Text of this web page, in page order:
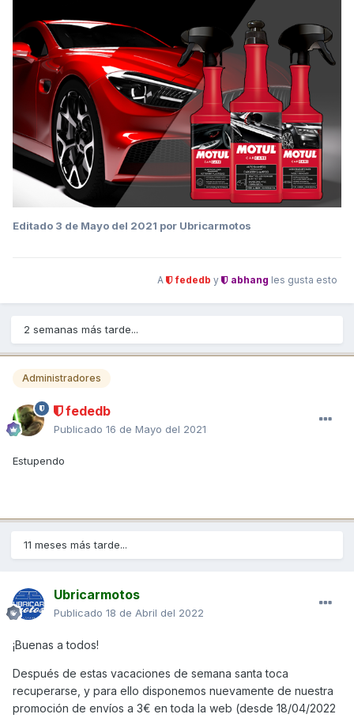
Editado 3 de Mayo del 2021 por Ubricarmotos
A fededb y abhang les gusta esto
2 semanas más tarde...
Administradores
fededb
Publicado 16 de Mayo del 2021
Estupendo
11 meses más tarde...
Ubricarmotos
Publicado 18 de Abril del 2022
¡Buenas a todos!
Después de estas vacaciones de semana santa toca
recuperarse, y para ello disponemos nuevamente de nuestra
promoción de envíos a 3€ en toda la web (desde 18/04/2022